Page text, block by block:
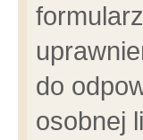
do
osobnej